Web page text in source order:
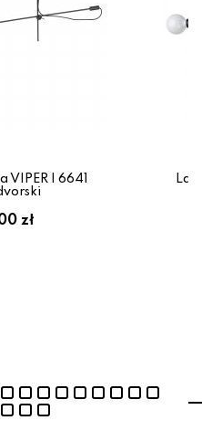
VIPER I 6641
zł